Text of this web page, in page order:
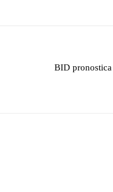
BID